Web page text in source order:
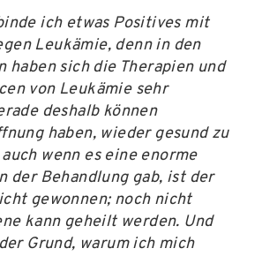
ich etwas Positives mit
Leukämie, denn in den
haben sich die Therapien und
von Leukämie sehr
deshalb können
haben, wieder gesund zu
wenn es eine enorme
der Behandlung gab, ist der
gewonnen; noch nicht
kann geheilt werden. Und
Grund, warum ich mich